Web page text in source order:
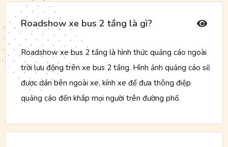
Roadshow xe bus 2 tầng là gì?
Roadshow xe bus 2 tầng là hình thức quảng cáo ngoài
trời lưu động trên xe bus 2 tầng. Hình ảnh quảng cáo sẽ
được dán bên ngoài xe, kính xe để đưa thông điệp
quảng cáo đến khắp mọi người trên đường phố.